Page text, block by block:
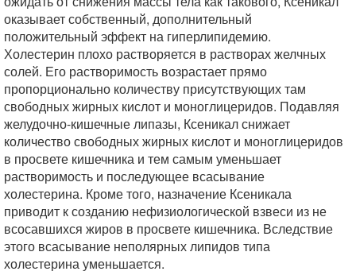
оказывает собственный, дополнительный
положительный эффект на гиперлипидемию.
Холестерин плохо растворяется в растворах желчных
солей. Его растворимость возрастает прямо
пропорционально количеству присутствующих там
свободных жирных кислот и моноглицеридов. Подавляя
желудочно-кишечные липазы, Ксеникал снижает
количество свободных жирных кислот и моноглицеридов
в просвете кишечника и тем самым уменьшает
растворимость и последующее всасывание
холестерина. Кроме того, назначение Ксеникала
приводит к созданию нефизиологической взвеси из не
всосавшихся жиров в просвете кишечника. Вследствие
этого всасывание неполярных липидов типа
холестерина уменьшается.